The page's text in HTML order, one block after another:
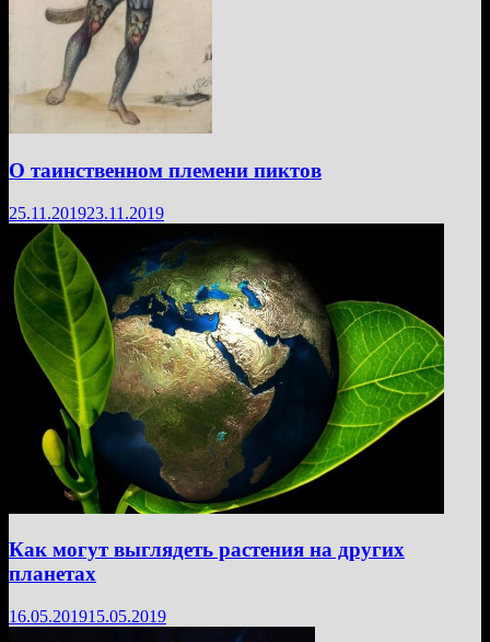
О таинственном племени пиктов
25.11.201923.11.2019
Как могут выглядеть растения на других
планетах
16.05.201915.05.2019